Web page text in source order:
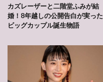
カズレーザーと二階堂ふみが結
婚！8年越しの公開告白が実った
ビッグカップル誕生物語